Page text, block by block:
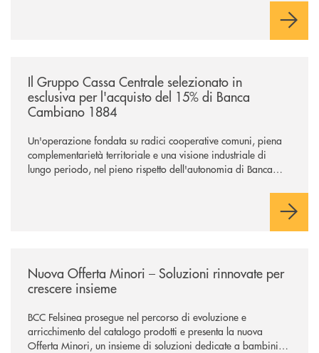
Il Gruppo Cassa Centrale selezionato in
esclusiva per l'acquisto del 15% di Banca
Cambiano 1884
Un'operazione fondata su radici cooperative comuni, piena
complementarietà territoriale e una visione industriale di
lungo periodo, nel pieno rispetto dell'autonomia di Banca
negoziazione esclusiva per la finalizzazione dell’operazione.
Nuova Offerta Minori – Soluzioni rinnovate per
crescere insieme
BCC Felsinea prosegue nel percorso di evoluzione e
arricchimento del catalogo prodotti e presenta la nuova
Offerta Minori, un insieme di soluzioni dedicate a bambini e